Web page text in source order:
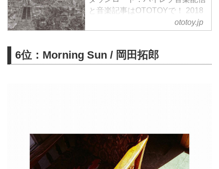
と音楽記事はOTOTOYで！ 2018
年12月にリリースされた3rd
ALBUM『私的旅行』以来、約1年
ー1stアルバム『DAOKO』以来、
片寄明人 (GREAT3) と自身の共同
バムのプロデューサー・片寄明人
と再度タッグを組み...
ototoy.jp
6位：Morning Sun / 岡田拓郎